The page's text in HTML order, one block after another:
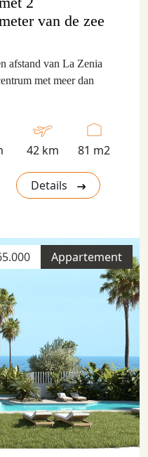
van de zee
afstand van La Zenia
met meer dan
42 km 81 m2
Details
Appartement